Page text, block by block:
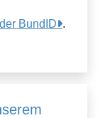
BundID .